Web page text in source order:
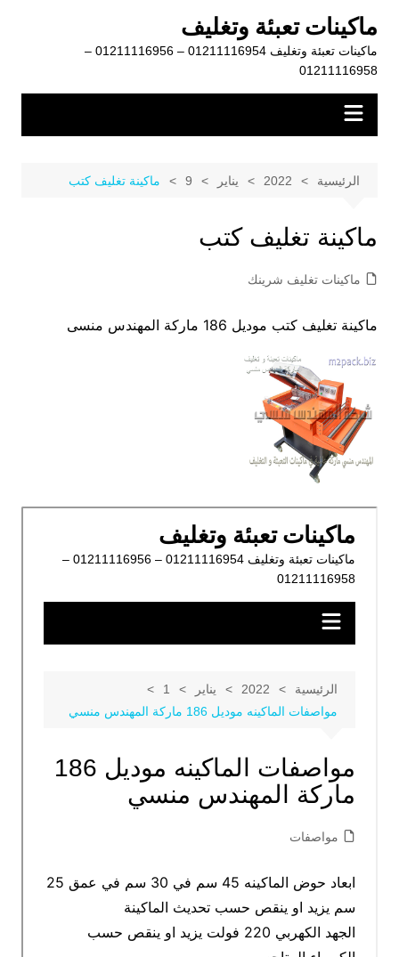
المحتوى
ماكينات تعبئة وتغليف
ماكينات تعبئة وتغليف 01211116954 – 01211116956 –
01211116958
الرئيسية 2022 يناير 9 ماكينة تغليف كتب
ماكينة تغليف كتب
ماكينات تغليف شرينك
ماكينة تغليف كتب موديل 186 ماركة المهندس منسى